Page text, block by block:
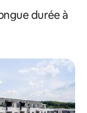
durée à